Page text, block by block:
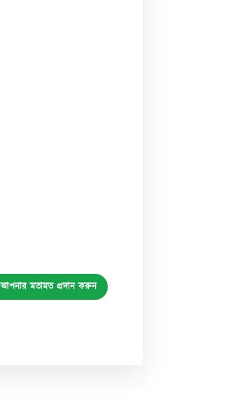
আপনার মতামত প্রদান করুন